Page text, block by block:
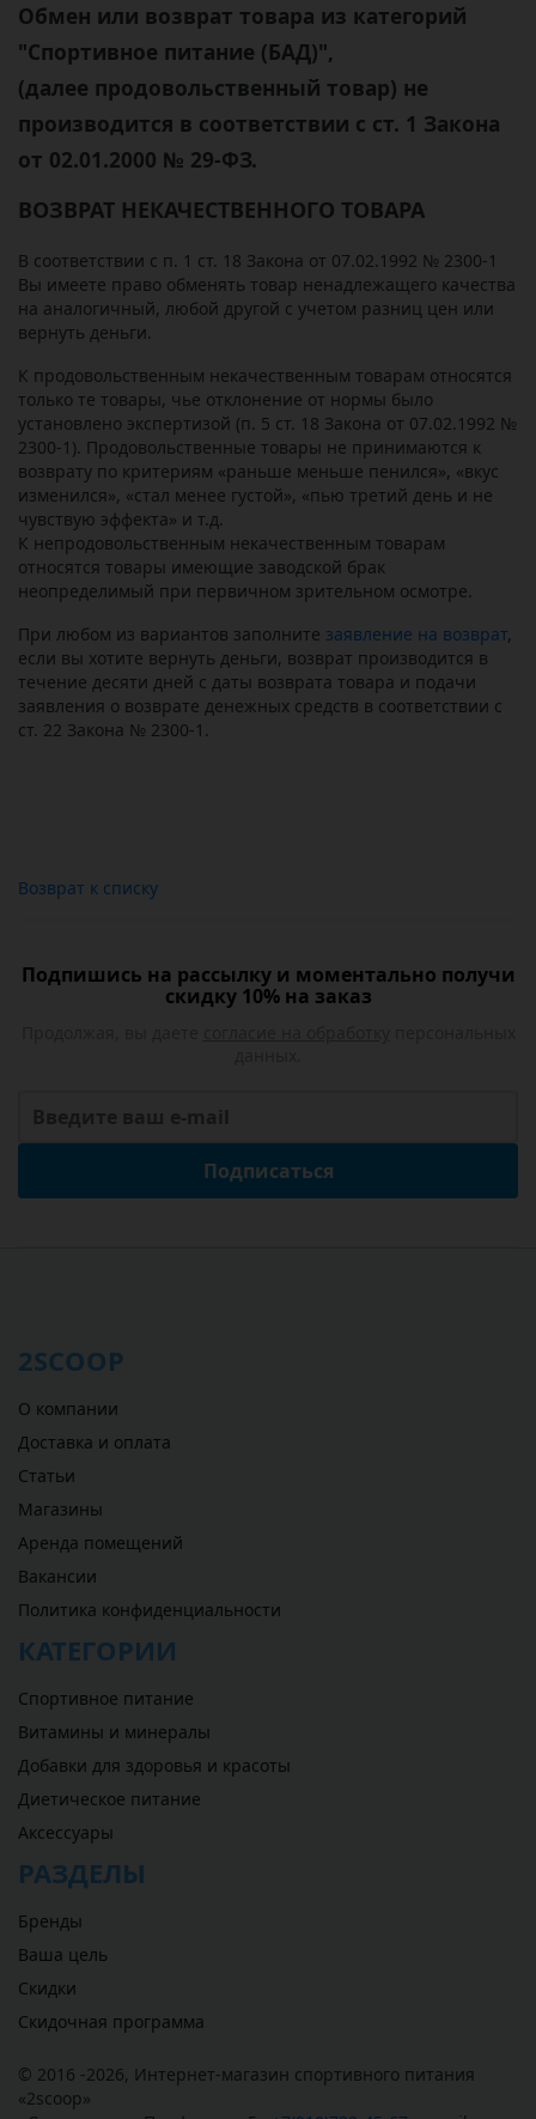
Обмен или возврат товара из категорий
"Спортивное питание (БАД)",
(далее продовольственный товар) не
производится в соответствии с ст. 1 Закона
от 02.01.2000 № 29-ФЗ.
ВОЗВРАТ НЕКАЧЕСТВЕННОГО ТОВАРА
В соответствии с п. 1 ст. 18 Закона от 07.02.1992 № 2300-1
Вы имеете право обменять товар ненадлежащего качества
на аналогичный, любой другой с учетом разниц цен или
вернуть деньги.
К продовольственным некачественным товарам относятся
только те товары, чье отклонение от нормы было
установлено экспертизой (п. 5 ст. 18 Закона от 07.02.1992 №
2300-1). Продовольственные товары не принимаются к
возврату по критериям «раньше меньше пенился», «вкус
изменился», «стал менее густой», «пью третий день и не
чувствую эффекта» и т.д.
К непродовольственным некачественным товарам
относятся товары имеющие заводской брак
неопределимый при первичном зрительном осмотре.
При любом из вариантов заполните заявление на возврат,
если вы хотите вернуть деньги, возврат производится в
течение десяти дней с даты возврата товара и подачи
заявления о возврате денежных средств в соответствии с
ст. 22 Закона № 2300-1.
Возврат к списку
Подпишись на рассылку и моментально получи
скидку 10% на заказ
Подписаться
2SCOOP
О компании
Доставка и оплата
Статьи
Магазины
Аренда помещений
Вакансии
Политика конфиденциальности
КАТЕГОРИИ
Спортивное питание
Витамины и минералы
Добавки для здоровья и красоты
Диетическое питание
Аксессуары
РАЗДЕЛЫ
Бренды
Ваша цель
Скидки
Скидочная программа
© 2016 -2026, Интернет-магазин спортивного питания
«2scoop»